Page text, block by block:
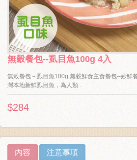
無穀餐包--虱目魚100g 4入
無穀餐包－虱目魚100g 無穀鮮食主食餐包--妙鮮
灣本地新鮮虱目魚，為人類...
$284
內容 注意事項